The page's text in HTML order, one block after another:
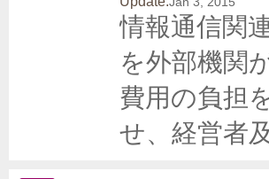
情報通信関
を外部機関
費用の負担
せ、経営者